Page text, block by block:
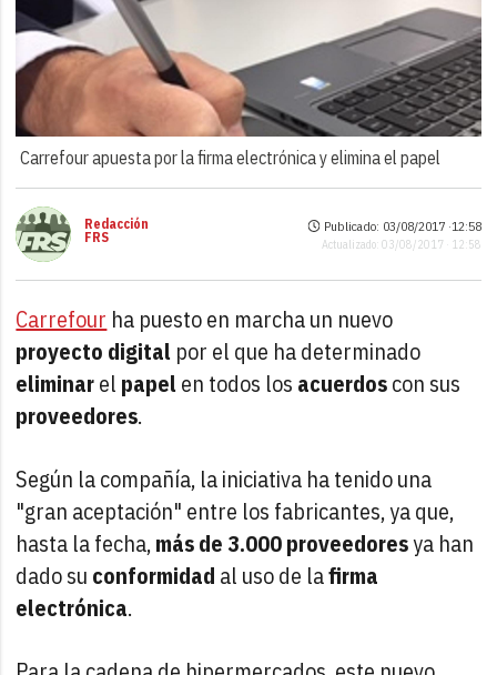
Carrefour apuesta por la firma electrónica y elimina el papel
Redacción
FRS
Publicado: 03/08/2017 ·12:58
Actualizado: 03/08/2017 · 12:58
Carrefour ha puesto en marcha un nuevo
proyecto digital por el que ha determinado
eliminarel papelen todos los acuerdoscon sus
proveedores.
Según la compañía, la iniciativa ha tenido una
"gran aceptación" entre los fabricantes, ya que,
hasta la fecha,más de 3.000 proveedoresya han
dado su conformidad al uso de lafirma
electrónica.